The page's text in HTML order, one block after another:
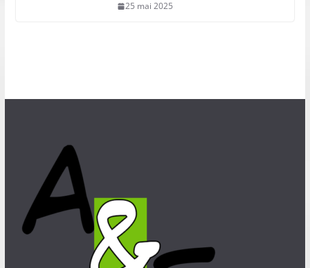
25 mai 2025